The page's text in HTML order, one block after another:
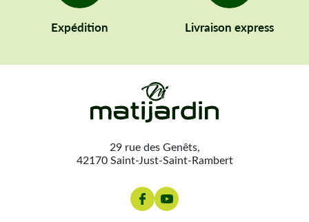
Expédition Livraison express
29 rue des Genêts,
42170 Saint-Just-Saint-Rambert